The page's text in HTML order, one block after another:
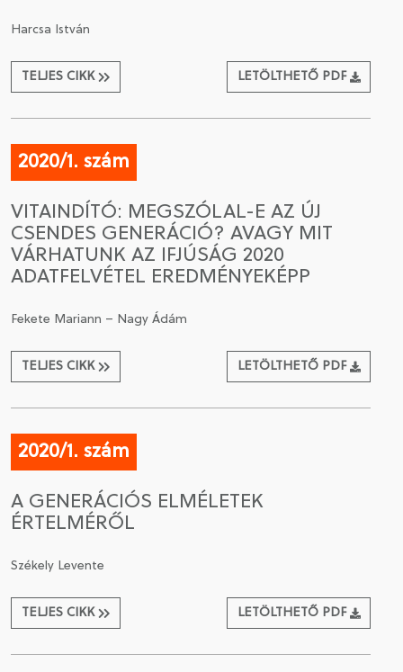
Harcsa István
TELJES CIKK LETÖLTHETŐ PDF
2020/1. szám
VITAINDÍTÓ: MEGSZÓLAL-E AZ ÚJ
CSENDES GENERÁCIÓ? AVAGY MIT
VÁRHATUNK AZ IFJÚSÁG 2020
ADATFELVÉTEL EREDMÉNYEKÉPP
Fekete Mariann – Nagy Ádám
TELJES CIKK LETÖLTHETŐ PDF
2020/1. szám
A GENERÁCIÓS ELMÉLETEK
ÉRTELMÉRŐL
Székely Levente
TELJES CIKK LETÖLTHETŐ PDF